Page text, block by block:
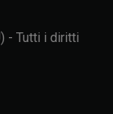
- Tutti i diritti